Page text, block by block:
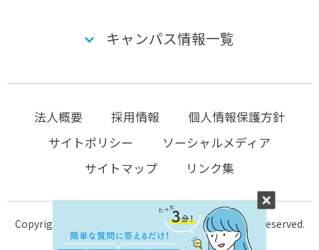
キャンパス情報一覧
法人概要 採用情報
個人情報保護方針
サイトポリシー
ソーシャルメディア
サイトマップ
リンク集
Copyright © 2004-2026 KTC-school.com All Rights Reserved.